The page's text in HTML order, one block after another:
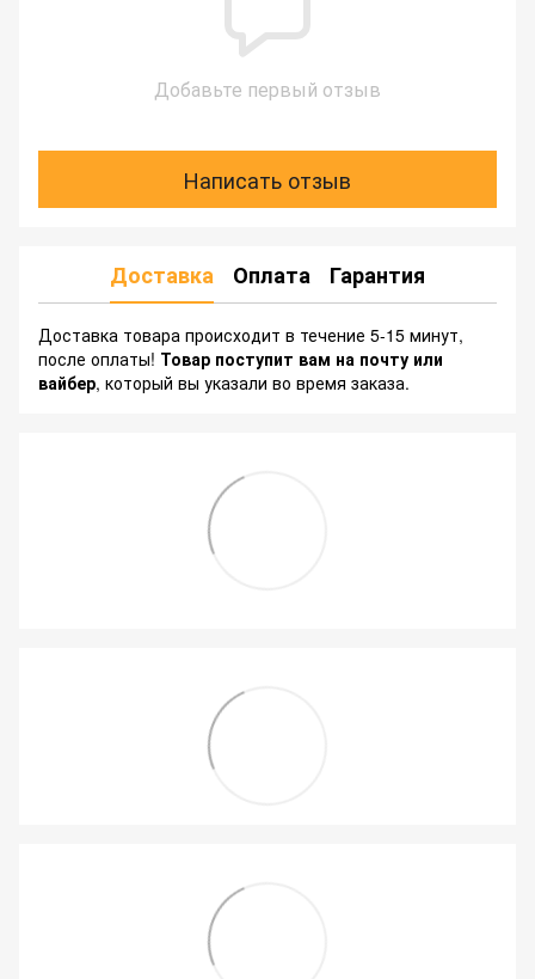
Добавьте первый отзыв
Написать отзыв
Доставка Оплата Гарантия
Доставка товара происходит в течение 5-15 минут,
после оплаты! Товар поступит вам на почту или
вайбер, который вы указали во время заказа.